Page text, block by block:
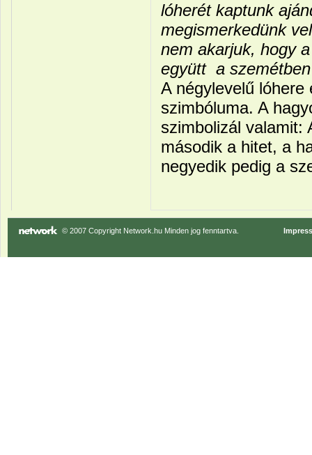
lóherét kaptunk
megismerkedünk
nem akarjuk, hogy
együtt a
A négylevelű
szimbóluma. A
szimbolizál valamit:
második a hitet, a
negyedik pedig a
© 2007 Copyright Network.hu Minden jog fenntartva.